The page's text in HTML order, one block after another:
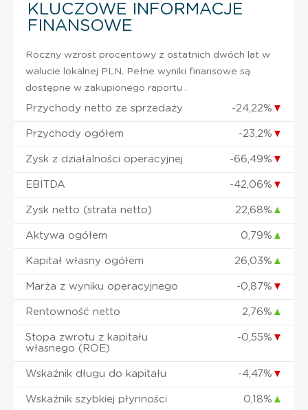
KLUCZOWE INFORMACJE
FINANSOWE
Roczny wzrost procentowy z ostatnich dwóch lat w
walucie lokalnej PLN. Pełne wyniki finansowe są
dostępne w zakupionego raportu .
Przychody netto ze sprzedaży -24,22% ▼
Przychody ogółem -23,2% ▼
Zysk z działalności operacyjnej -66,49% ▼
EBITDA -42,06% ▼
Zysk netto (strata netto) 22,68% ▲
Aktywa ogółem 0,79% ▲
Kapitał własny ogółem 26,03% ▲
Marża z wyniku operacyjnego -0,87% ▼
Rentowność netto 2,76% ▲
Stopa zwrotu z kapitału
własnego (ROE)
-0,55% ▼
Wskaźnik długu do kapitału -4,47% ▼
Wskaźnik szybkiej płynności 0,18% ▲